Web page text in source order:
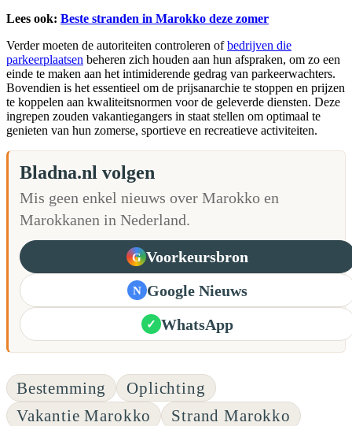
Lees ook: Beste stranden in Marokko deze zomer
Verder moeten de autoriteiten controleren ofbedrijven die
parkeerplaatsen beheren zich houden aan hun afspraken, om zo een
einde te maken aan het intimiderende gedrag van parkeerwachters.
Bovendien is het essentieel om de prijsanarchie te stoppen en prijzen
te koppelen aan kwaliteitsnormen voor de geleverde diensten. Deze
ingrepen zouden vakantiegangers in staat stellen om optimaal te
genieten van hun zomerse, sportieve en recreatieve activiteiten.
Bladna.nl volgen
Mis geen enkel nieuws over Marokko en
Marokkanen in Nederland.
G Voorkeursbron
N Google Nieuws
✓ WhatsApp
Bestemming
Oplichting
Vakantie Marokko
Strand Marokko